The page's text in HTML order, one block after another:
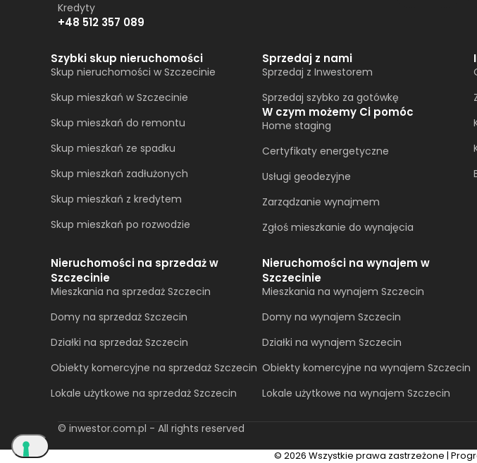
Kredyty
+48 512 357 089
Szybki skup nieruchomości
Skup nieruchomości w Szczecinie
Skup mieszkań w Szczecinie
Skup mieszkań do remontu
Skup mieszkań ze spadku
Skup mieszkań zadłużonych
Skup mieszkań z kredytem
Skup mieszkań po rozwodzie
Sprzedaj z nami
Sprzedaj z Inwestorem
Sprzedaj szybko za gotówkę
W czym możemy Ci pomóc
Home staging
Certyfikaty energetyczne
Usługi geodezyjne
Zarządzanie wynajmem
Zgłoś mieszkanie do wynajęcia
Nieruchomości na sprzedaż w
Szczecinie
Mieszkania na sprzedaż Szczecin
Domy na sprzedaż Szczecin
Działki na sprzedaż Szczecin
Obiekty komercyjne na sprzedaż Szczecin
Lokale użytkowe na sprzedaż Szczecin
Nieruchomości na wynajem w
Szczecinie
Mieszkania na wynajem Szczecin
Domy na wynajem Szczecin
Działki na wynajem Szczecin
Obiekty komercyjne na wynajem Szczecin
Lokale użytkowe na wynajem Szczecin
© inwestor.com.pl - All rights reserved
© 2026 Wszystkie prawa zastrzeżone |